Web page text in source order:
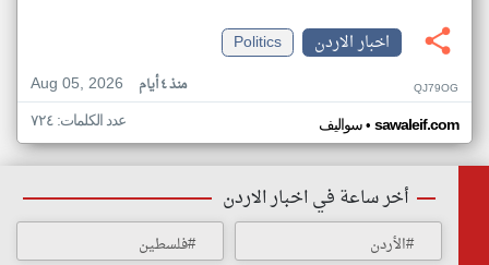
اخبار الاردن
Politics
Aug 05, 2026
منذ ٤ أيام QJ79OG
سواليف• sawaleif.com عدد الكلمات: ٧٢٤
أخر ساعة في اخبار الاردن
#الأردن #فلسطين